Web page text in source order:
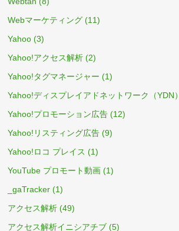
Webマーケティング (11)
Yahoo (3)
Yahoo!アクセス解析 (2)
Yahoo!タグマネージャー (1)
Yahoo!ディスプレイアドネットワーク（YDN）
Yahoo!プロモーション広告 (12)
Yahoo!リスティング広告 (9)
Yahoo!ロコ プレイス (1)
YouTube プロモート動画 (1)
_gaTracker (1)
アクセス解析 (49)
アクセス解析イニシアチブ (5)